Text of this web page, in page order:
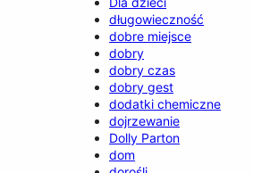
długowieczność
dobre miejsce
dobry
dobry czas
dobry gest
dodatki chemiczne
dojrzewanie
Dolly Parton
dom